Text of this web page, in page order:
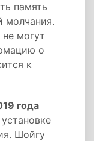
память
молчания.
могут
о
к
года
Шойгу